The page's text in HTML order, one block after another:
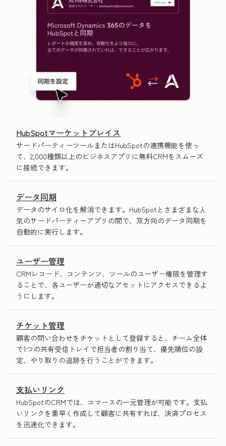
HubSpotマーケットプレイス
サードパーティーツールまたはHubSpotの連携機能を使っ
て、2,000種類以上のビジネスアプリに無料CRMをスムーズ
に接続できます。
データ同期
データのサイロ化を解消できます。HubSpotとさまざまな人
気のサードパーティーアプリの間で、双方向のデータ同期を
自動的に実行します。
ユーザー管理
CRMレコード、コンテンツ、ツールのユーザー権限を管理す
ることで、各ユーザーが適切なアセットにアクセスできるよ
うにします。
チケット管理
顧客の問い合わせをチケットとして登録すると、チーム全体
で1つの共有受信トレイで担当者の割り当て、優先順位の設
定、やり取りの追跡を行うことができます。
支払いリンク
HubSpotのCRMでは、コマースの一元管理が可能です。支払
いリンクを素早く作成して顧客に共有すれば、決済プロセス
を迅速化できます。